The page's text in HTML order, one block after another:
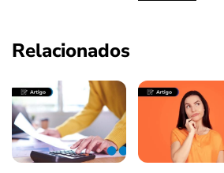
Relacionados